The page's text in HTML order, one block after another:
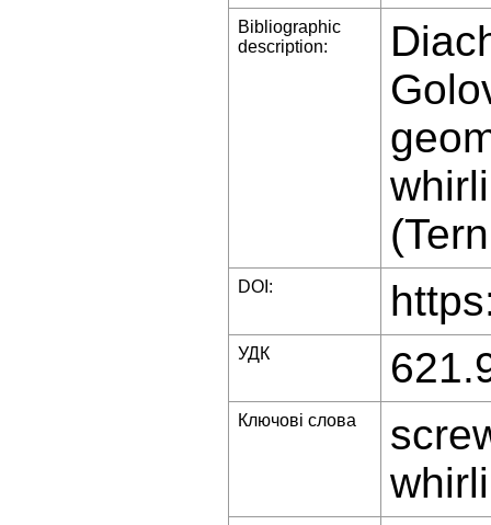
Bibliographic
description:
DOI:
УДК
Ключові слова